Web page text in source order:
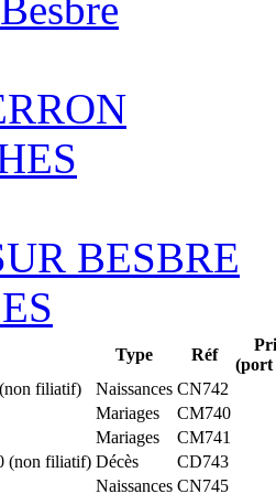
BESBRE
Type Réf
(port
filiatif)
Naissances CN742
Mariages
CM740
Mariages
CM741
(non filiatif) Décès
CD743
Naissances CN745